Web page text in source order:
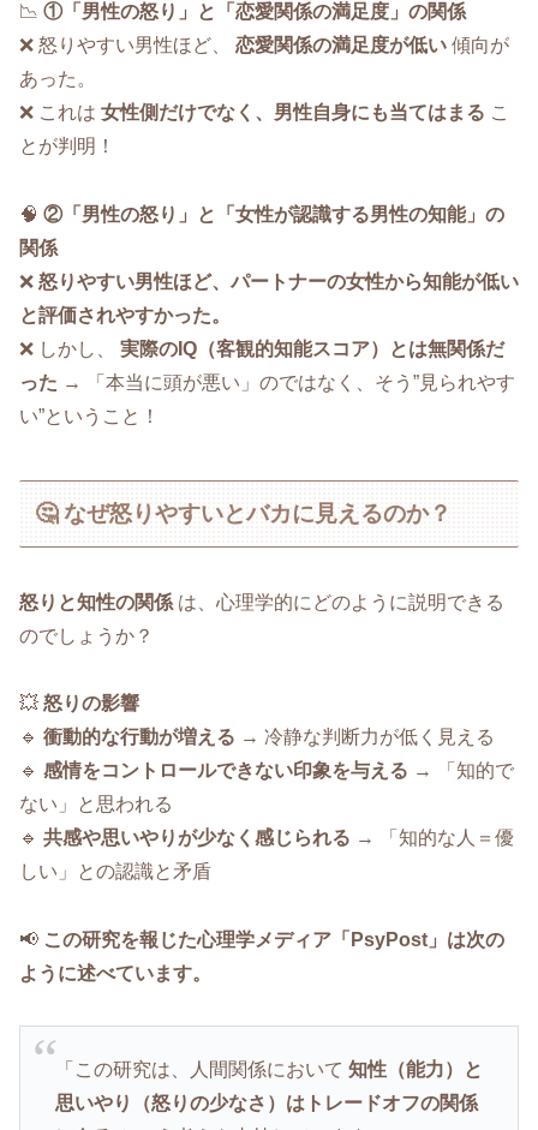
📉 ①「男性の怒り」と「恋愛関係の満足度」の関係
❌ 怒りやすい男性ほど、 恋愛関係の満足度が低い 傾向が
あった。
❌ これは 女性側だけでなく、男性自身にも当てはまる こ
とが判明！
🧠 ②「男性の怒り」と「女性が認識する男性の知能」の
関係
❌ 怒りやすい男性ほど、パートナーの女性から知能が低い
と評価されやすかった。
❌ しかし、 実際のIQ（客観的知能スコア）とは無関係だ
った → 「本当に頭が悪い」のではなく、そう”見られやす
い”ということ！
🤔 なぜ怒りやすいとバカに見えるのか？
怒りと知性の関係 は、心理学的にどのように説明できる
のでしょうか？
💥 怒りの影響
🔹 衝動的な行動が増える → 冷静な判断力が低く見える
🔹 感情をコントロールできない印象を与える → 「知的で
ない」と思われる
🔹 共感や思いやりが少なく感じられる → 「知的な人＝優
しい」との認識と矛盾
📢 この研究を報じた心理学メディア「PsyPost」は次の
ように述べています。
「この研究は、人間関係において 知性（能力）と
思いやり（怒りの少なさ）はトレードオフの関係